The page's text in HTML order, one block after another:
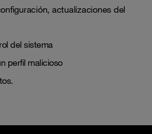
actualizaciones del
del sistema
perfil malicioso